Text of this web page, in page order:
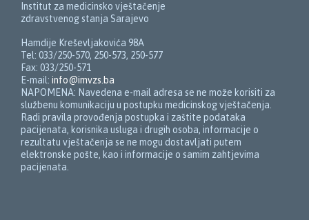
Institut za medicinsko vještačenje
zdravstvenog stanja Sarajevo
Hamdije Kreševljakovića 98A
Tel: 033/250-570, 250-573, 250-577
Fax: 033/250-571
E-mail: info@imvzs.ba
NAPOMENA: Navedena e-mail adresa se ne može korisiti za
službenu komunikaciju u postupku medicinskog vještačenja.
Radi pravila provođenja postupka i zaštite podataka
pacijenata, korisnika usluga i drugih osoba, informacije o
rezultatu vještačenja se ne mogu dostavljati putem
elektronske pošte, kao i informacije o samim zahtjevima
pacijenata.